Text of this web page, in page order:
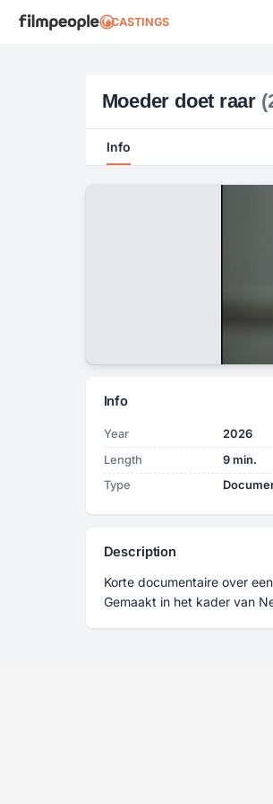
CASTINGS
Moeder doet raar
Info
Info
Year
2026
Length
9 min.
Type
Description
Korte documentaire over
Gemaakt in het kader van